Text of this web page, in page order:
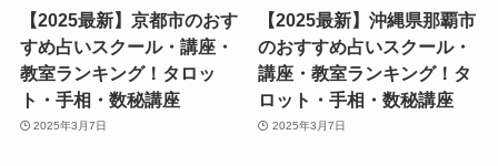
【2025最新】京都市のおす
すめ占いスクール・講座・
教室ランキング！タロッ
ト・手相・数秘講座
2025年3月7日
【2025最新】沖縄県那覇市
のおすすめ占いスクール・
講座・教室ランキング！タ
ロット・手相・数秘講座
2025年3月7日